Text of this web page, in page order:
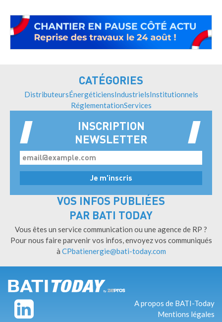
CATÉGORIES
DistributeursÉnergéticiensIndustrielsInstitutionnels
RéglementationServices
INSCRIPTION
NEWSLETTER
VOS INFOS PUBLIÉES
PAR BATI TODAY
Vous êtes un service communication ou une agence de RP ?
Pour nous faire parvenir vos infos, envoyez vos communiqués
à CPbatienergie@bati-today.com
A propos de BATI-Today
Mentions légales